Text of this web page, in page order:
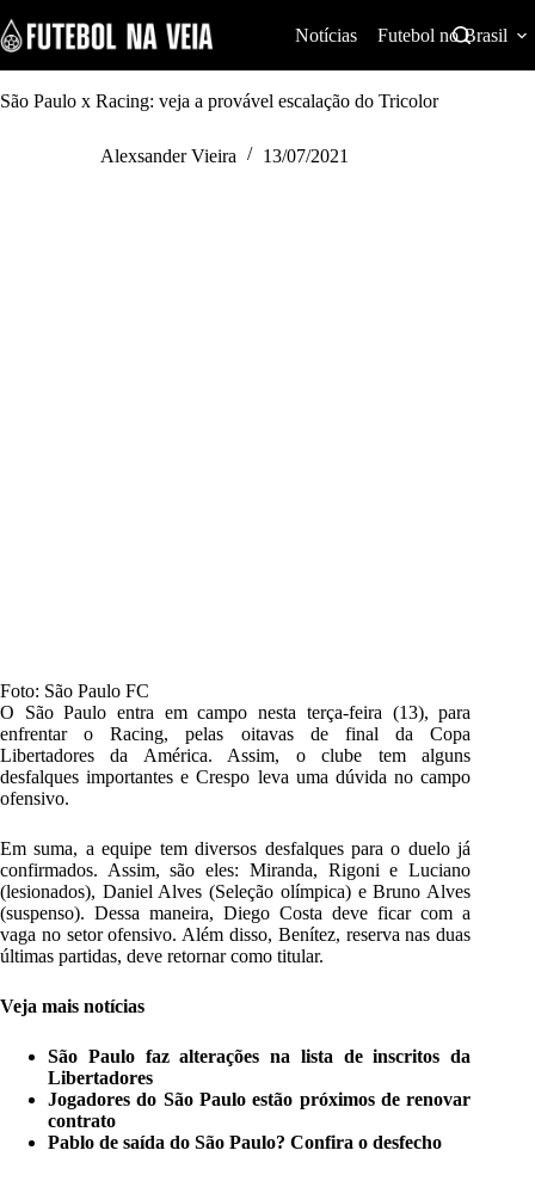
k
i
p
t
Notícias Futebol no Brasil
São Paulo x Racing: veja a provável escalação do Tricolor
Alexsander Vieira 13/07/2021
Foto: São Paulo FC
O São Paulo entra em campo nesta terça-feira (13), para
enfrentar o Racing, pelas oitavas de final da Copa
Libertadores da América. Assim, o clube tem alguns
desfalques importantes e Crespo leva uma dúvida no campo
ofensivo.
Em suma, a equipe tem diversos desfalques para o duelo já
confirmados. Assim, são eles: Miranda, Rigoni e Luciano
(lesionados), Daniel Alves (Seleção olímpica) e Bruno Alves
(suspenso). Dessa maneira, Diego Costa deve ficar com a
vaga no setor ofensivo. Além disso, Benítez, reserva nas duas
últimas partidas, deve retornar como titular.
Veja mais notícias
São Paulo faz alterações na lista de inscritos da
Libertadores
Jogadores do São Paulo estão próximos de renovar
contrato
Pablo de saída do São Paulo? Confira o desfecho